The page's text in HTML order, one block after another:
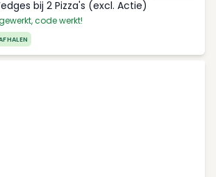
bij 2 Pizza's (excl. Actie)
code werkt!